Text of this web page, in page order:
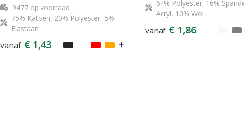
9477op voorraad
75% Katoen, 20% Polyester, 5%
Elastaan
vanaf € 1,43
64% Polyester, 16%
Acryl, 10% Wol
vanaf € 1,86